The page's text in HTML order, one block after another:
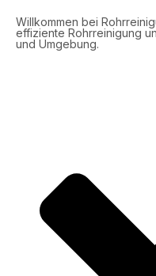
Willkommen bei
effiziente Rohrreinigung
und Umgebung.